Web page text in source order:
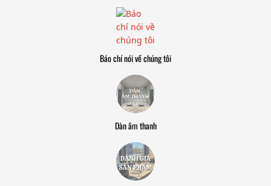
Báo chí nói về chúng tôi
Dàn âm thanh